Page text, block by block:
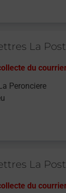
La
du
Peronciere
La
du